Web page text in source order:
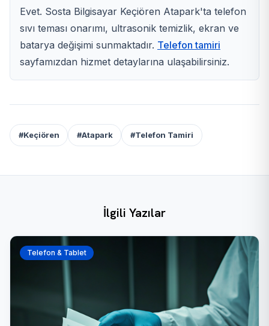
Evet. Sosta Bilgisayar Keçiören Atapark'ta telefon
sıvı teması onarımı, ultrasonik temizlik, ekran ve
batarya değişimi sunmaktadır. Telefon tamiri
sayfamızdan hizmet detaylarına ulaşabilirsiniz.
#Keçiören #Atapark #Telefon Tamiri
İlgili Yazılar
Telefon & Tablet